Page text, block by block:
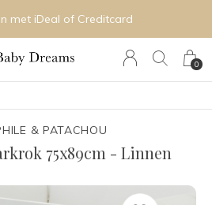
0
met iDeal of Creditcard
& PATACHOU
75x89cm - Linnen